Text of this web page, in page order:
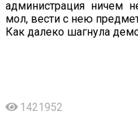
администрация ничем
мол, вести с нею
Как далеко шагнула
1421952